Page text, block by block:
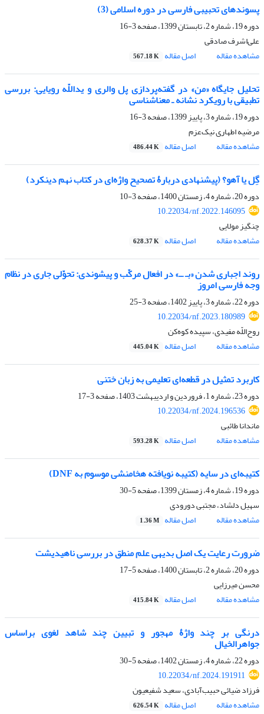
پسوندهای تحبیبی فارسی در دوره اسلامی (3)
دوره 19، شماره 2، تابستان 1399، صفحه
3-16
علی‌اشرف صادقی
مشاهده مقاله
اصل مقاله 567.18 K
تحلیل جایگاه «من» در گفته‌پردازی پل والری و یداللّه رویایی: بررسی
تطبیقی با رویکرد نشانه ـ معناشناسی
دوره 19، شماره 3، پاییز 1399، صفحه
3-16
مرضیه اطهاری نیک‌عزم
مشاهده مقاله
اصل مقاله 486.44 K
گِل یا آهو؟ (پیشنهادی دربارۀ تصحیح واژه‌ای در کتاب نهم دینکرد)
دوره 20، شماره 4، زمستان 1400، صفحه
3-10
10.22034/nf.2022.146095
چنگیز مولایی
مشاهده مقاله
اصل مقاله 628.37 K
روند اجباری شدن «بـ ــ» در افعال مرکّب و پیشوندی: تحوّلی جاری در نظام
وجه فارسی امروز
دوره 22، شماره 3، پاییز 1402، صفحه
3-25
10.22034/nf.2023.180989
روح‌اللّه مفیدی، سپیده کوه‌کن
مشاهده مقاله
اصل مقاله 445.04 K
کاربرد تمثیل در قطعه‌ای تعلیمی به زبان ختنی
دوره 23، شماره 1، فروردین و اردیبهشت 1403، صفحه
3-17
10.22034/nf.2024.196536
ماندانا طائبی
مشاهده مقاله
اصل مقاله 593.28 K
کتیبه‌ای در سایه (کتیبه نویافته هخامنشی موسوم به DNF)
دوره 19، شماره 4، زمستان 1399، صفحه
5-30
سهیل دلشاد، مجتبی دورودی
مشاهده مقاله
اصل مقاله 1.36 M
ضرورت رعایت یک اصل بدیهی علم منطق در بررسی ناهیدیشت
دوره 20، شماره 2، تابستان 1400، صفحه
5-17
محسن میرزایی
مشاهده مقاله
اصل مقاله 415.84 K
درنگی بر چند واژۀ مهجور و تبیین چند شاهد لغوی براساس
جواهرالخیال
دوره 22، شماره 4، زمستان 1402، صفحه
5-30
10.22034/nf.2024.191911
فرزاد ضیائی حبیب‌آبادی، سعید شفیعیون
مشاهده مقاله
اصل مقاله 626.54 K